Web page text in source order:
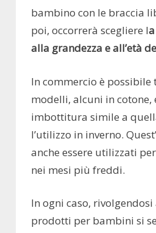
bambino con le braccia
poi, occorrerà scegliere l
alla grandezza e all’età
In commercio è possibile
modelli, alcuni in cotone,
imbottitura simile a
l’utilizzo in inverno.
anche essere utilizzati
nei mesi più freddi.
In ogni caso,
prodotti per bambini si